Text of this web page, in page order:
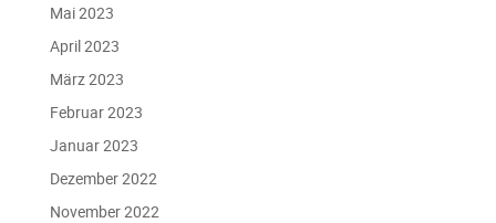
Mai 2023
April 2023
März 2023
Februar 2023
Januar 2023
Dezember 2022
November 2022